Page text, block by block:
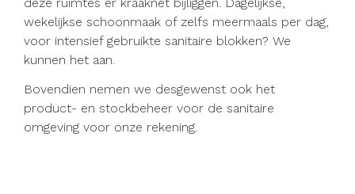
wekelijkse schoonmaak of zelfs meermaals per dag,
voor intensief gebruikte sanitaire blokken? We
kunnen het aan.
Bovendien nemen we desgewenst ook het
product- en stockbeheer voor de sanitaire
omgeving voor onze rekening.